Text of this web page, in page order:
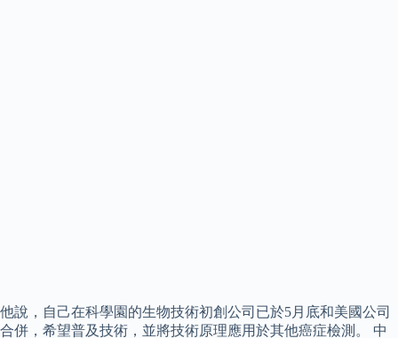
他說，自己在科學園的生物技術初創公司已於5月底和美國公司
合併，希望普及技術，並將技術原理應用於其他癌症檢測。 中